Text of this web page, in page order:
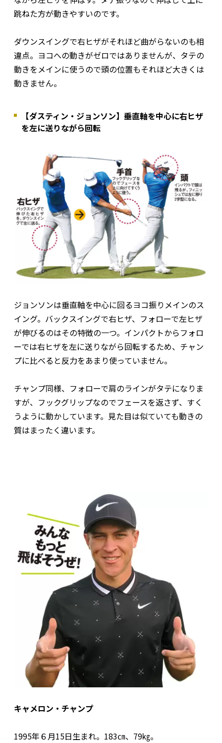
跳ねた方が動きやすいのです。
ダウンスイングで右ヒザがそれほど曲がらないのも相
違点。ヨコへの動きがゼロではありませんが、タテの
動きをメインに使うので頭の位置もそれほど大きくは
動きません。
【ダスティン・ジョンソン】垂直軸を中心に右ヒザ
を左に送りながら回転
ジョンソンは垂直軸を中心に回るヨコ振りメインのス
イング。バックスイングで右ヒザ、フォローで左ヒザ
が伸びるのはその特徴の一つ。インパクトからフォロ
ーでは右ヒザを左に送りながら回転するため、チャン
プに比べると反力をあまり使っていません。
チャンプ同様、フォローで肩のラインがタテになりま
すが、フックグリップなのでフェースを返さず、すく
うように動かしています。見た目は似ていても動きの
質はまったく違います。
キャメロン・チャンプ
1995年６月15日生まれ。183㎝、79㎏。